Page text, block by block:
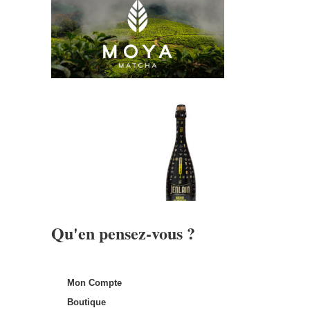
Qu'en pensez-vous ?
Mon Compte
Boutique